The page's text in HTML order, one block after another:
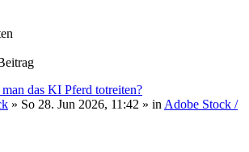
das KI Pferd totreiten?
» So 28. Jun 2026, 11:42 » in Adobe Stock /